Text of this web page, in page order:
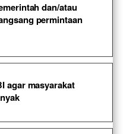
dan/atau
permintaan
agar masyarakat